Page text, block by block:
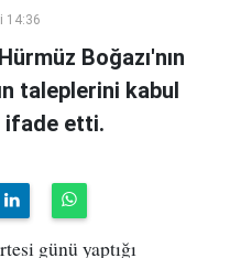
14:36
Boğazı'nın
taleplerini kabul
ifade etti.
günü yaptığı